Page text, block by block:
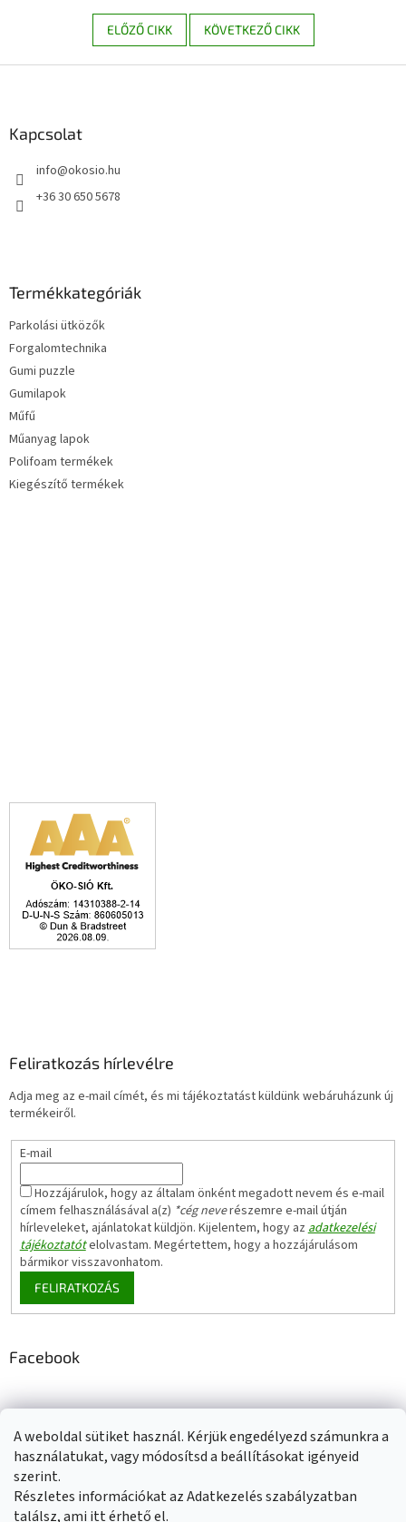
A weboldal sütiket használ. Kérjük engedélyezd számunkra a
használatukat, vagy módosítsd a beállításokat igényeid
szerint.
Részletes információkat az Adatkezelés szabályzatban
találsz, ami ittérhető el.
ELŐZŐ CIKK KÖVETKEZŐ CIKK
Kapcsolat
info@okosio.hu
+36 30 650 5678
Termékkategóriák
Parkolási ütközők
Forgalomtechnika
Gumi puzzle
Gumilapok
Műfű
Műanyag lapok
Polifoam termékek
Kiegészítő termékek
Feliratkozás hírlevélre
Adja meg az e-mail címét, és mi tájékoztatást küldünk webáruházunk új
termékeiről.
E-mail
Hozzájárulok, hogy az általam önként megadott nevem és e-mail
címem felhasználásával a(z) *cég neverészemre e-mail útján
hírleveleket, ajánlatokat küldjön. Kijelentem, hogy az adatkezelési
tájékoztatótelolvastam. Megértettem, hogy a hozzájárulásom
bármikor visszavonhatom.
FELIRATKOZÁS
Facebook
Adatkezelési tájékoztató Elérhetőségeink Impresszum
Üzleti feltételek (ÁSZF) Jótállási tájékoztató